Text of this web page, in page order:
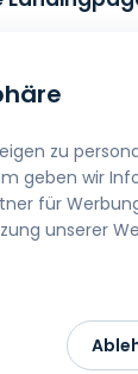
Wählen Sie
Erstellung
zu
geben wir
für
unserer